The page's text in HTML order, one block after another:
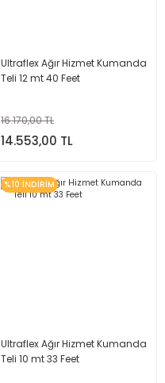
Ultraflex Ağır Hizmet Kumanda
Teli 12 mt 40 Feet
16.170,00 TL
14.553,00 TL
%10 İNDİRİM
Ultraflex Ağır Hizmet Kumanda
Teli 10 mt 33 Feet